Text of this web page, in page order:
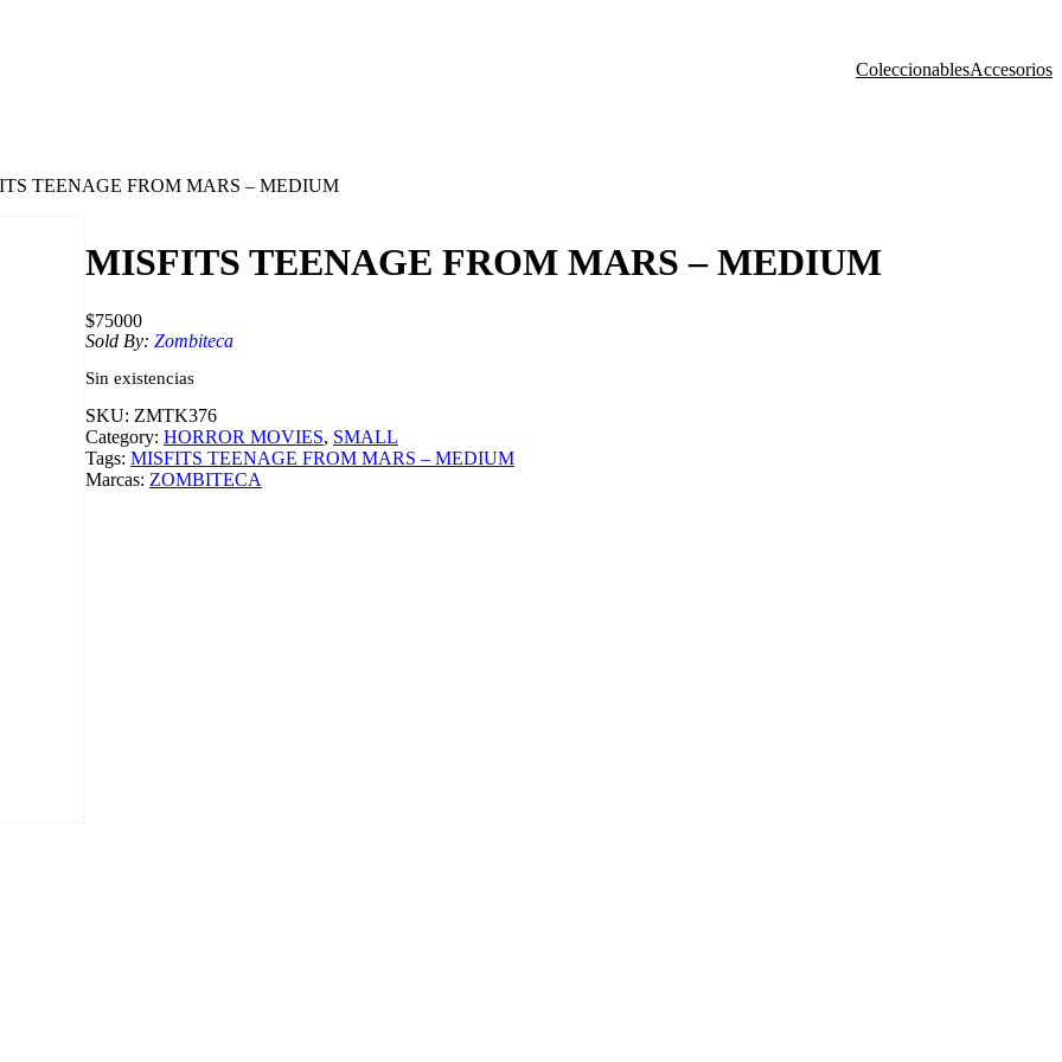
ColeccionablesAccesorios
TEENAGE FROM MARS – MEDIUM
MISFITS TEENAGE FROM MARS – MEDIUM
$75000
Sold By: Zombiteca
Sin existencias
SKU: ZMTK376
Category: HORROR MOVIES, SMALL
Tags: MISFITS TEENAGE FROM MARS – MEDIUM
Marcas: ZOMBITECA